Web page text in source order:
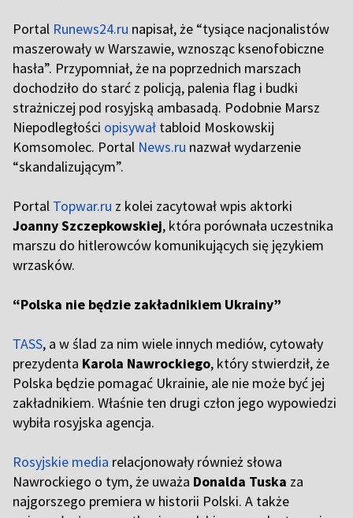
Portal Runews24.ru napisał, że “tysiące nacjonalistów
maszerowały w Warszawie, wznosząc ksenofobiczne
hasła”. Przypomniał, że na poprzednich marszach
dochodziło do starć z policją, palenia flag i budki
strażniczej pod rosyjską ambasadą. Podobnie Marsz
Niepodległości opisywał tabloid Moskowskij
Komsomolec. Portal News.ru nazwał wydarzenie
“skandalizującym”.
Portal Topwar.ru z kolei zacytował wpis aktorki
Joanny Szczepkowskiej, która porównała uczestnika
marszu do hitlerowców komunikujących się językiem
wrzasków.
“Polska nie będzie zakładnikiem Ukrainy”
TASS, a w ślad za nim wiele innych mediów, cytowały
prezydenta Karola Nawrockiego, który stwierdził, że
Polska będzie pomagać Ukrainie, ale nie może być jej
zakładnikiem. Właśnie ten drugi człon jego wypowiedzi
wybiła rosyjska agencja.
Rosyjskie media relacjonowały również słowa
Nawrockiego o tym, że uważa Donalda Tuska za
najgorszego premiera w historii Polski. A także